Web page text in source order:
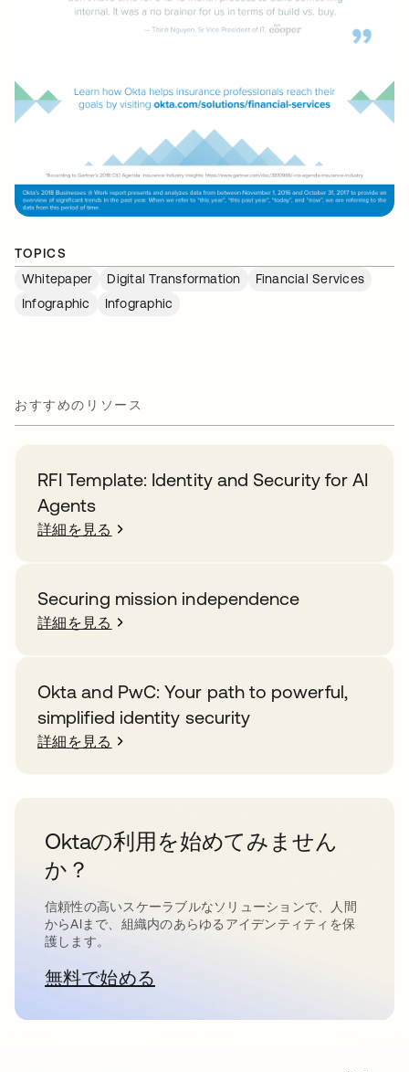
TOPICS
Whitepaper
Digital Transformation
Financial Services
Infographic
Infographic
おすすめのリソース
RFI Template: Identity and Security for AI
Agents
詳細を見る
Securing mission independence
詳細を見る
Okta and PwC: Your path to powerful,
simplified identity security
詳細を見る
Oktaの利用を始めてみません
か？
信頼性の高いスケーラブルなソリューションで、人間
からAIまで、組織内のあらゆるアイデンティティを保
護します。
無料で始める新しいタブで開く